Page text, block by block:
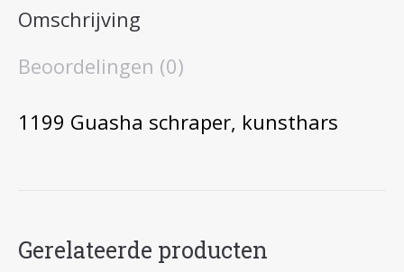
Omschrijving
Beoordelingen (0)
1199 Guasha schraper, kunsthars
Gerelateerde producten